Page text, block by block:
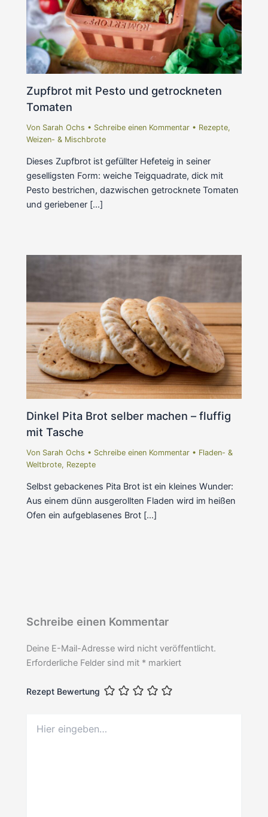
Zupfbrot mit Pesto und getrockneten
Tomaten
Von Sarah Ochs • Schreibe einen Kommentar • Rezepte,
Weizen- & Mischbrote
Dieses Zupfbrot ist gefüllter Hefeteig in seiner
geselligsten Form: weiche Teigquadrate, dick mit
Pesto bestrichen, dazwischen getrocknete Tomaten
und geriebener […]
Dinkel Pita Brot selber machen – fluffig
mit Tasche
Von Sarah Ochs • Schreibe einen Kommentar • Fladen- &
Weltbrote, Rezepte
Selbst gebackenes Pita Brot ist ein kleines Wunder:
Aus einem dünn ausgerollten Fladen wird im heißen
Ofen ein aufgeblasenes Brot […]
Schreibe einen Kommentar
Deine E-Mail-Adresse wird nicht veröffentlicht.
Erforderliche Felder sind mit * markiert
Rezept Bewertung
eingeben…